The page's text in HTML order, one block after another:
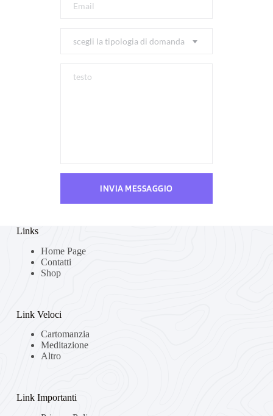
scegli la tipologia di domanda
INVIA MESSAGGIO
Links
Home Page
Contatti
Shop
Link Veloci
Cartomanzia
Meditazione
Altro
Link Importanti